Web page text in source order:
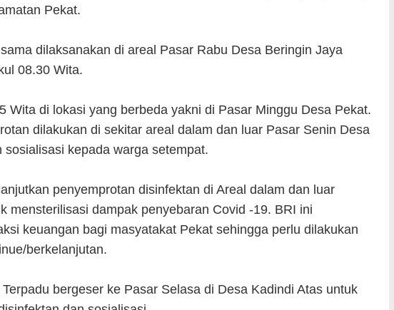
Pekat.
dilaksanakan di areal Pasar Rabu Desa Beringin Jaya
08.30 Wita.
Wita di lokasi yang berbeda yakni di Pasar Minggu Desa Pekat.
dilakukan di sekitar areal dalam dan luar Pasar Senin Desa
kepada warga setempat.
penyemprotan disinfektan di Areal dalam dan luar
mensterilisasi dampak penyebaran Covid -19. BRI ini
keuangan bagi masyatakat Pekat sehingga perlu dilakukan
berkelanjutan.
bergeser ke Pasar Selasa di Desa Kadindi Atas untuk